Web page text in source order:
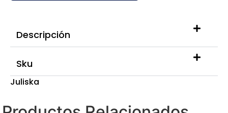
Descripción
Sku
Juliska